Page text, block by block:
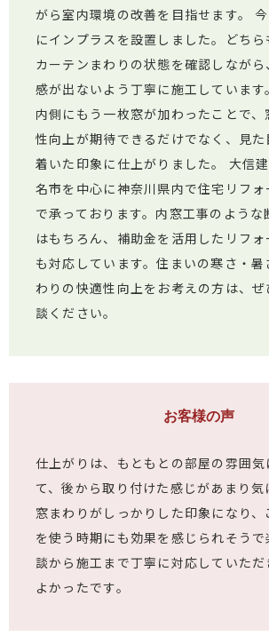
がら室内環境の改善を目指せます。
にインプラスを設置しました。どち
カーテンまわりの状態を確認しなが
感が出ないよう丁寧に施工しています
内側にもう一枚窓が加わったことで
性向上が期待できるだけでなく、見た
着いた印象に仕上がりました。 大信
名市を中心に神奈川県内で住宅リフ
で承っております。内窓工事のような
はもちろん、補助金を活用したリフ
も対応しています。住まいの寒さ・暑
わりの快適性向上をお考えの方は、
談ください。
お客様の声
仕上がりは、もともとの部屋の雰囲気
て、後から取り付けた感じがあまり気
窓まわりがしっかりした印象になり
を使う時期にも効果を感じられそう
談から施工まで丁寧に対応していただ
よかったです。